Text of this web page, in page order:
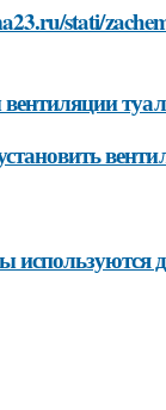
stati/
используются